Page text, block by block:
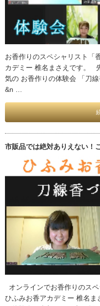
お香作りのスペシャリスト
カデミー 椎名まさえです。
気の お香作りの体験会 「刀
&n …
市販品では絶対ありえない！
オンラインでお香作りのス
ひふみお香アカデミー 椎名